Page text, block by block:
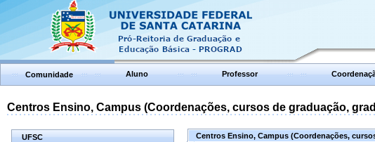
Comunidade Aluno Professor
Centros Ensino, Campus (Coordenações, cursos de graduação,
UFSC Centros Ensino, Campus (Coordenações,